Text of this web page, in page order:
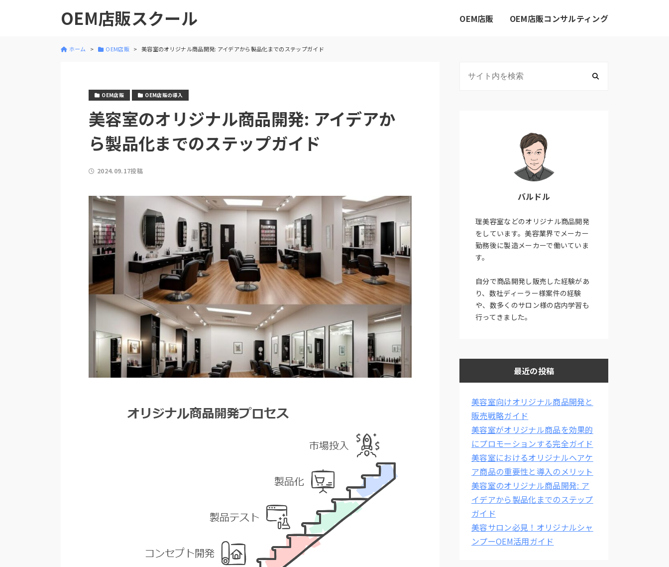
OEM店販スクール OEM店販 OEM店販コンサルティング
ホーム OEM店販 美容室のオリジナル商品開発: アイデアから製品化までのステップガイド
OEM店販 OEM店販の導入
美容室のオリジナル商品開発: アイデアか
ら製品化までのステップガイド
2024.09.17投稿
バルドル
理美容室などのオリジナル商品開発
をしています。美容業界でメーカー
勤務後に製造メーカーで働いていま
す。
自分で商品開発し販売した経験があ
り、数社ディーラー様案件の経験
や、数多くのサロン様の店内学習も
行ってきました。
最近の投稿
美容室向けオリジナル商品開発と
販売戦略ガイド
美容室がオリジナル商品を効果的
にプロモーションする完全ガイド
美容室におけるオリジナルヘアケ
ア商品の重要性と導入のメリット
美容室のオリジナル商品開発: ア
イデアから製品化までのステップ
ガイド
美容サロン必見！オリジナルシャ
ンプーOEM活用ガイド